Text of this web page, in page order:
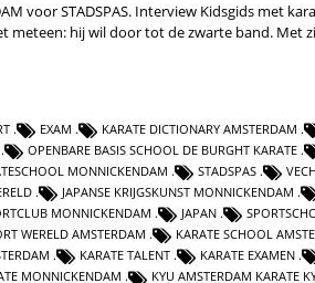
voor STADSPAS. Interview Kidsgids met
meteen: hij wil door tot de zwarte band. Met
EXAM KARATE DICTIONARY AMSTERDAM
OPENBARE BASIS SCHOOL DE BURGHT KARATE
MONNICKENDAM STADSPAS
JAPANSE KRIJGSKUNST MONNICKENDAM
MONNICKENDAM JAPAN
WERELD AMSTERDAM KARATE SCHOOL
KARATE TALENT KARATE EXAMEN
MONNICKENDAM KYU AMSTERDAM KARATE